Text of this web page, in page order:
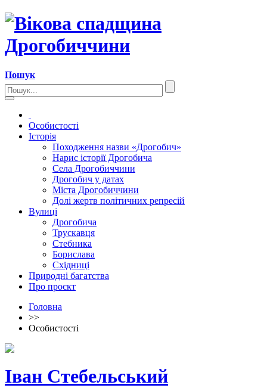
Пошук
Особистості
Історія
Походження назви «Дрогобич»
Нарис історії Дрогобича
Села Дрогобиччини
Дрогобич у датах
Міста Дрогобиччини
Долі жертв політичних репресій
Вулиці
Дрогобича
Трускавця
Стебника
Борислава
Східниці
Природні багатства
Про проєкт
Головна
>>
Особистості
Іван Стебельський